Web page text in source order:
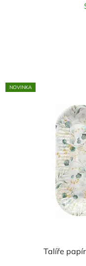
NOVINKA
Talíře